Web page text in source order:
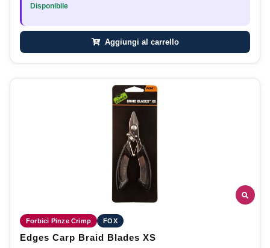
Disponibile
Aggiungi al carrello
Forbici Pinze Crimp FOX
Edges Carp Braid Blades XS